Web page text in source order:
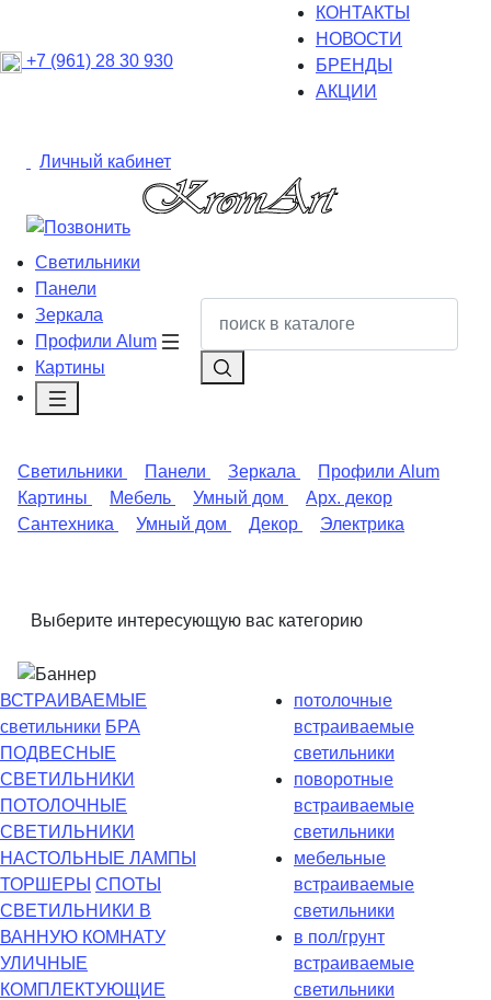
+7 (961) 28 30 930
КОНТАКТЫ
НОВОСТИ
БРЕНДЫ
АКЦИИ
Личный кабинет
Светильники
Панели
Зеркала
Профили Alum
Картины
Светильники Панели Зеркала
Профили Alum
Картины
Мебель Умный дом
Арх. декор
Сантехника
Умный дом Декор Электрика
Выберите интересующую вас категорию
ВСТРАИВАЕМЫЕ
светильники БРА
ПОДВЕСНЫЕ
СВЕТИЛЬНИКИ
ПОТОЛОЧНЫЕ
СВЕТИЛЬНИКИ
НАСТОЛЬНЫЕ ЛАМПЫ
ТОРШЕРЫ СПОТЫ
СВЕТИЛЬНИКИ В
ВАННУЮ КОМНАТУ
УЛИЧНЫЕ
КОМПЛЕКТУЮЩИЕ
потолочные
встраиваемые
светильники
поворотные
встраиваемые
светильники
мебельные
встраиваемые
светильники
в пол/грунт
встраиваемые
светильники